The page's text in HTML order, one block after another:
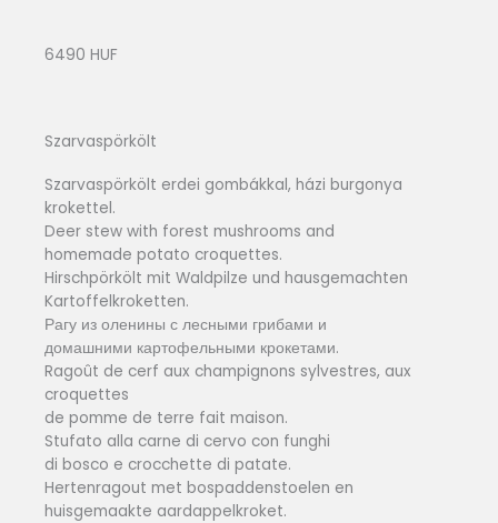
6490 HUF
Szarvaspörkölt
Szarvaspörkölt erdei gombákkal, házi burgonya
krokettel.
Deer stew with forest mushrooms and
homemade potato croquettes.
Hirschpörkölt mit Waldpilze und hausgemachten
Kartoffelkroketten.
Рагу из оленины с лесными грибами и
домашними картофельными крокетами.
Ragoût de cerf aux champignons sylvestres, aux
croquettes
de pomme de terre fait maison.
Stufato alla carne di cervo con funghi
di bosco e crocchette di patate.
Hertenragout met bospaddenstoelen en
huisgemaakte aardappelkroket.